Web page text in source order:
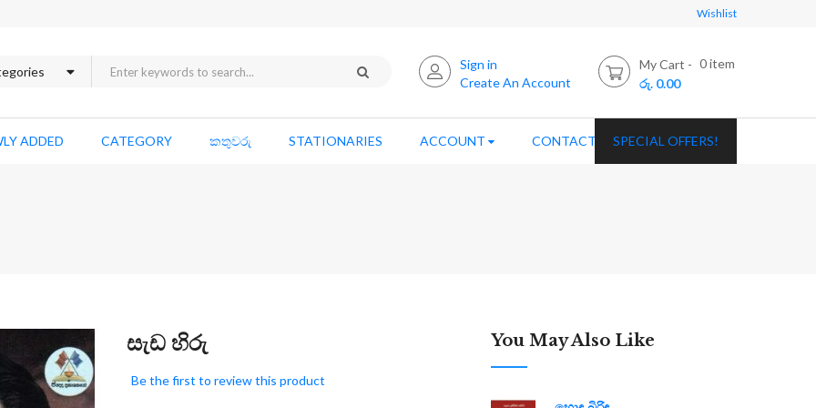
Wishlist
Sign in
Create An Account
My Cart 0item
රු. 0.00
ADDED CATEGORY කතුවරු STATIONARIES ACCOUNT CONTACT USSPECIAL OFFERS!
සැඩ හිරු
Be the first to review this product
You May Also Like